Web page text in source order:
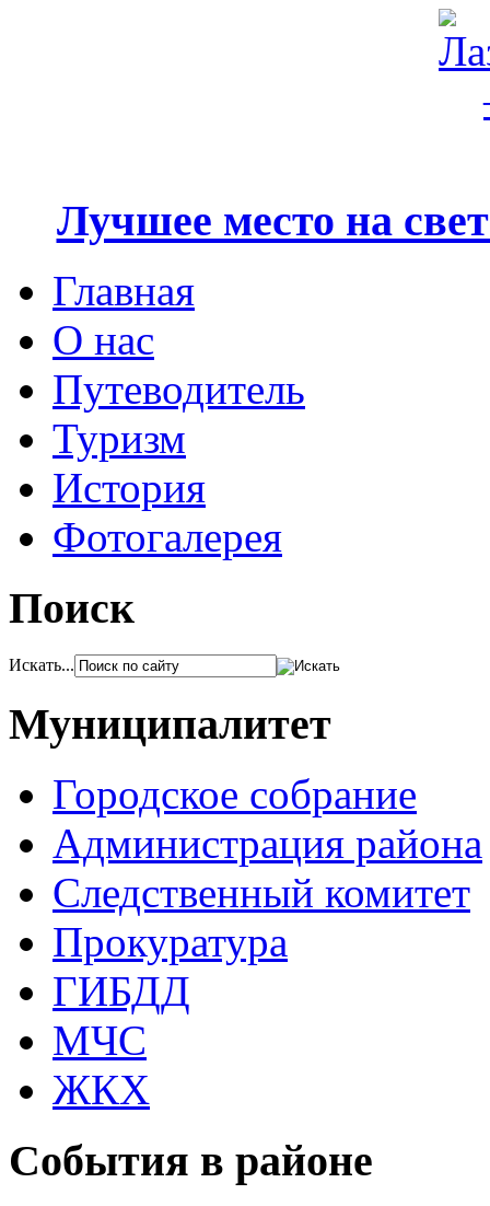
Лучшее место на
Главная
О нас
Путеводитель
Туризм
История
Фотогалерея
Поиск
Искать...
Муниципалитет
Городское собрание
Администрация района
Следственный комитет
Прокуратура
ГИБДД
МЧС
ЖКХ
События в районе